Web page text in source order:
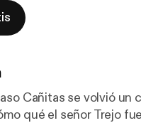
Cañitas se volvió